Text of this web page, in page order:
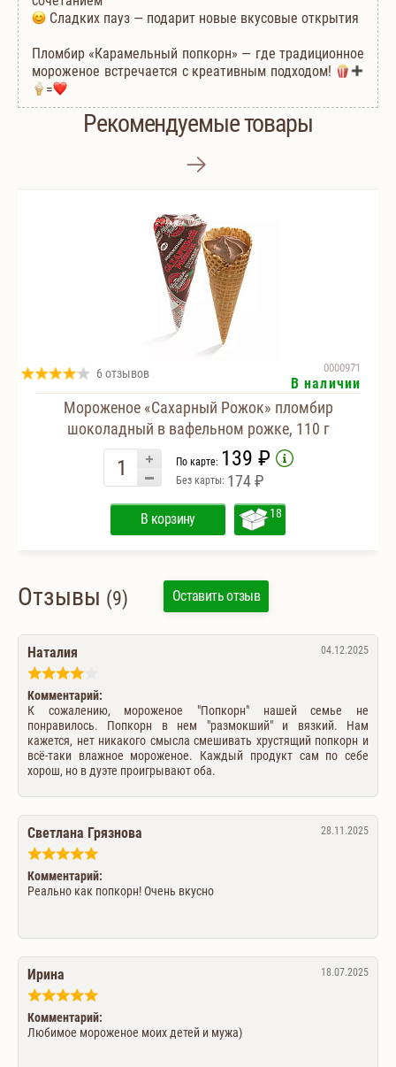
Сладких пауз — подарит новые вкусовые открытия
Пломбир «Карамельный попкорн» — где традиционное
мороженое встречается с креативным подходом!
=
Рекомендуемые товары
6 отзывов 0000971
В наличии
Мороженое «Сахарный Рожок» пломбир
шоколадный в вафельном рожке, 110 г
По карте: 139 ₽
Без карты: 174 ₽
В корзину 18
Отзывы (9) Оставить отзыв
04.12.2025
Наталия
Комментарий:
К сожалению, мороженое "Попкорн" нашей семье не
понравилось. Попкорн в нем "размокший" и вязкий. Нам
кажется, нет никакого смысла смешивать хрустящий попкорн и
всё-таки влажное мороженое. Каждый продукт сам по себе
хорош, но в дуэте проигрывают оба.
28.11.2025
Светлана Грязнова
Комментарий:
Реально как попкорн! Очень вкусно
18.07.2025
Ирина
Комментарий:
Любимое мороженое моих детей и мужа)